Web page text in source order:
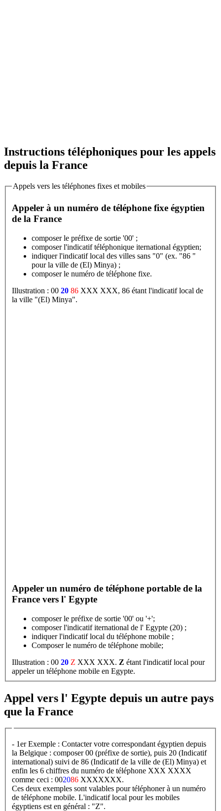
Instructions téléphoniques pour les appels
depuis la France
Appels vers les téléphones fixes et mobiles
Appeler à un numéro de téléphone fixe égyptien
de la France
composer le préfixe de sortie '00' ;
composer l'indicatif téléphonique iternational égyptien;
indiquer l'indicatif local des villes sans "0" (ex. "86 "
pour la ville de (El) Minya) ;
composer le numéro de téléphone fixe.
Illustration : 00 20 86 XXX XXX, 86 étant l'indicatif local de
la ville "(El) Minya".
Appeler un numéro de téléphone portable de la
France vers l' Egypte
composer le préfixe de sortie '00' ou '+';
composer l'indicatif iternational de l' Egypte (20) ;
indiquer l'indicatif local du téléphone mobile ;
Composer le numéro de téléphone mobile;
Illustration : 00 20 Z XXX XXX. Z étant l'indicatif local pour
appeler un téléphone mobile en Egypte.
Appel vers l' Egypte depuis un autre pays
que la France
- 1er Exemple : Contacter votre correspondant égyptien depuis
la Belgique : composer 00 (préfixe de sortie), puis 20 (Indicatif
international) suivi de 86 (Indicatif de la ville de (El) Minya) et
enfin les 6 chiffres du numéro de téléphone XXX XXXX
comme ceci : 002086 XXXXXXX.
Ces deux exemples sont valables pour téléphoner à un numéro
de téléphone mobile. L'indicatif local pour les mobiles
égyptiens est en général : "Z".